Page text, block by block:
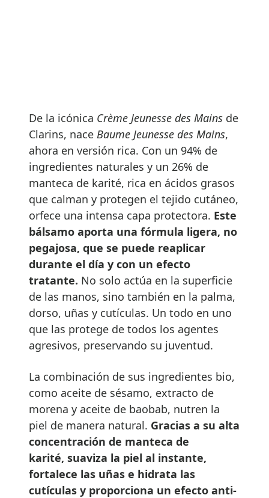
De la icónica Crème Jeunesse des Mains de
Clarins, nace Baume Jeunesse des Mains,
ahora en versión rica. Con un 94% de
ingredientes naturales y un 26% de
manteca de karité, rica en ácidos grasos
que calman y protegen el tejido cutáneo,
orfece una intensa capa protectora. Este
bálsamo aporta una fórmula ligera, no
pegajosa, que se puede reaplicar
durante el día y con un efecto
tratante. No solo actúa en la superficie
de las manos, sino también en la palma,
dorso, uñas y cutículas. Un todo en uno
que las protege de todos los agentes
agresivos, preservando su juventud.
La combinación de sus ingredientes bio,
como aceite de sésamo, extracto de
morena y aceite de baobab, nutren la
piel de manera natural. Gracias a su alta
concentración de manteca de
karité, suaviza la piel al instante,
fortalece las uñas e hidrata las
cutículas y proporciona un efecto anti-